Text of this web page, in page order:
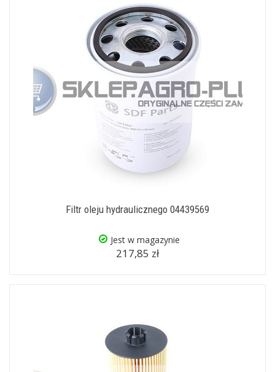
Filtr oleju hydraulicznego 04439569
Jest w magazynie
217,85 zł